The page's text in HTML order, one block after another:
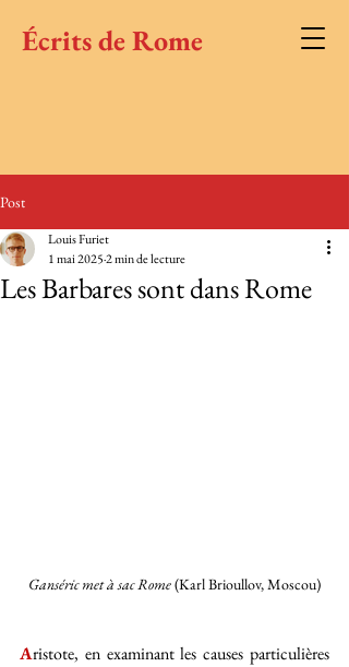
Écrits de Rome
Post
Les Barbares sont dans Rome
Louis Furiet
1 mai 20252 min de lecture
Ganséric met à sac Rome (Karl Brioullov, Moscou)
Aristote, en examinant les causes particulières